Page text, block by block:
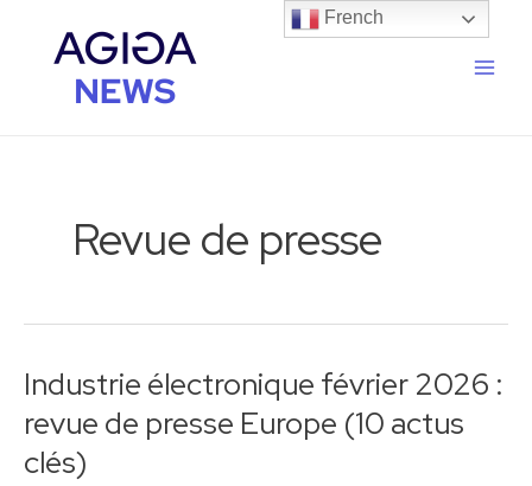
contenu
Main
Menu
Revue de presse
Industrie électronique février 2026 :
revue de presse Europe (10 actus
clés)
Industrie
février
2026
d’article
French